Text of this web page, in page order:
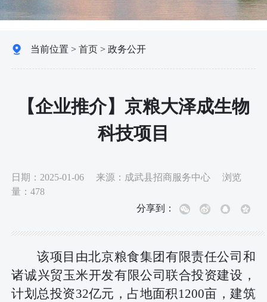
当前位置 >首页 >政务公开
【企业推介】京粮大泽成生物
科技项目
日期： 2025-01-06 来源： 成武县招商服务中心 浏览
量：478
分享到：
该项目由北京粮食集团有限责任公司和
诸诚兴贸玉米开发有限公司联合投资建设，
计划总投资32亿元，占地面积1200亩，建筑